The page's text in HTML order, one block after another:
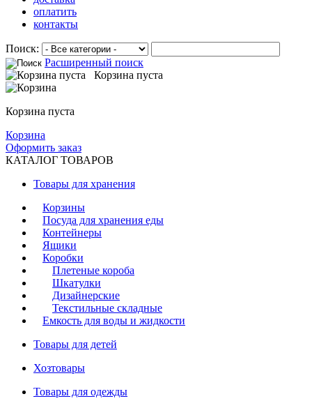
оплатить
контакты
Поиск:
Расширенный поиск
Корзина пуста
Корзина пуста
Корзина
Оформить заказ
КАТАЛОГ ТОВАРОВ
Товары для хранения
Корзины
Посуда для хранения еды
Контейнеры
Ящики
Коробки
Плетеные короба
Шкатулки
Дизайнерские
Текстильные складные
Емкость для воды и жидкости
Товары для детей
Хозтовары
Товары для одежды